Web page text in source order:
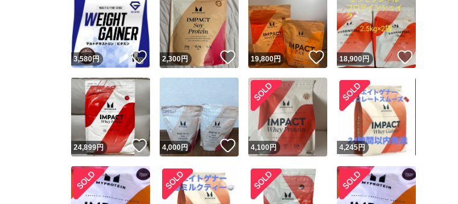
3,580円 いいね！
2,300円 いいね！
19,800円 いいね！
18,900円 いいね！
24,899円 いいね！
4,000円 いいね！
4,100円 4,245円